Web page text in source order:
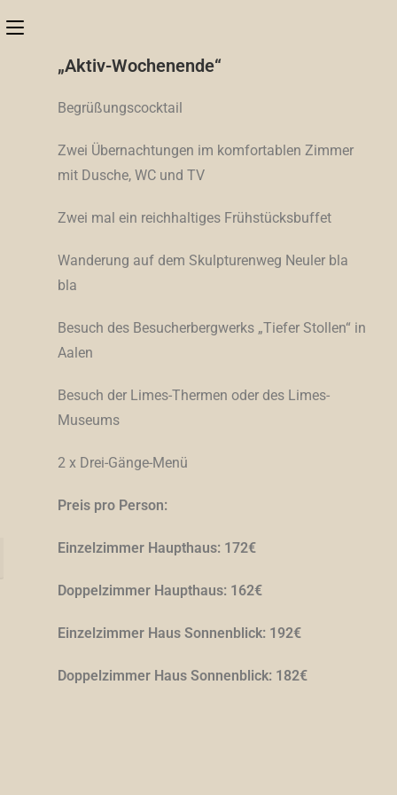
„Aktiv-Wochenende“
Begrüßungscocktail
Zwei Übernachtungen im komfortablen Zimmer
mit Dusche, WC und TV
Zwei mal ein reichhaltiges Frühstücksbuffet
Wanderung auf dem Skulpturenweg Neuler bla
bla
Besuch des Besucherbergwerks „Tiefer Stollen“ in
Aalen
Besuch der Limes-Thermen oder des Limes-
Museums
2 x Drei-Gänge-Menü
Preis pro Person:
Einzelzimmer Haupthaus: 172€
Doppelzimmer Haupthaus: 162€
Einzelzimmer Haus Sonnenblick: 192€
Doppelzimmer Haus Sonnenblick: 182€